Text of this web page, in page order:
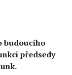
budoucího
předsedy